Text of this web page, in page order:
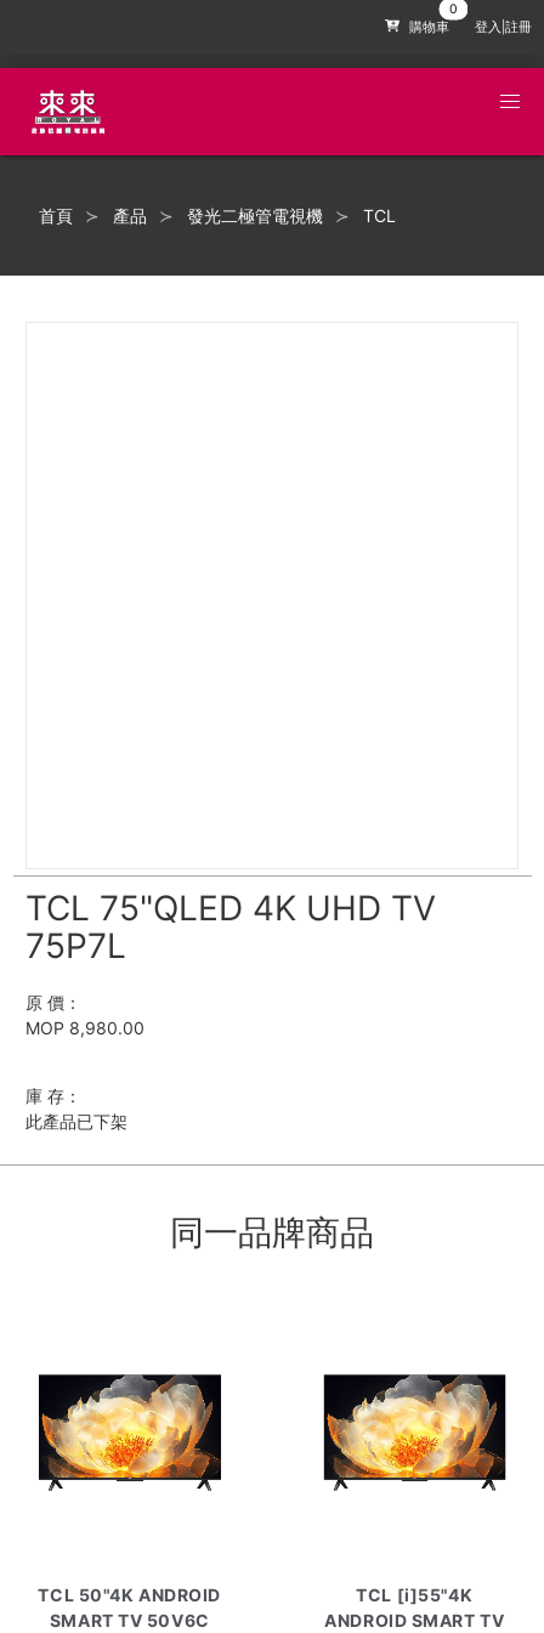
購物車 登入|註冊
首頁 產品 發光二極管電視機 TCL
TCL 75"QLED 4K UHD TV
75P7L
原 價：
MOP 8,980.00
庫 存：
此產品已下架
同一品牌商品
TCL 50"4K ANDROID
SMART TV 50V6C
TCL [i]55"4K
ANDROID SMART TV